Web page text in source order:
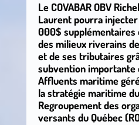
Le COVABAR OBV
Laurent pourra
000$ supplémentaires
des milieux riverains
et de ses tributaires
subvention importante
Affluents maritime
la stratégie maritime
Regroupement des
versants du Québec